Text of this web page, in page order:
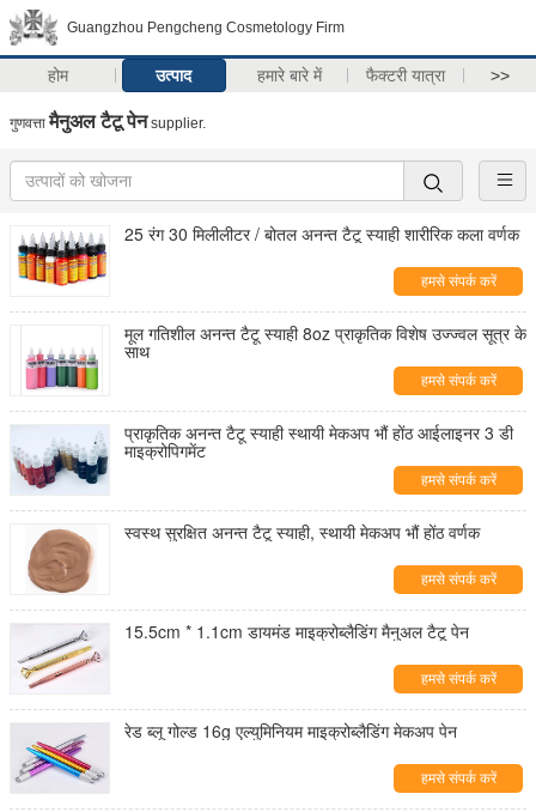
Guangzhou Pengcheng Cosmetology Firm
होम उत्पाद हमारे बारे में फैक्टरी यात्रा >>
गुणवत्ता मैनुअल टैटू पेनsupplier.
25 रंग 30 मिलीलीटर / बोतल अनन्त टैटू स्याही शारीरिक कला वर्णक
हमसे संपर्क करें
मूल गतिशील अनन्त टैटू स्याही 8oz प्राकृतिक विशेष उज्ज्वल सूत्र के
साथ
हमसे संपर्क करें
प्राकृतिक अनन्त टैटू स्याही स्थायी मेकअप भौं होंठ आईलाइनर 3 डी
माइक्रोपिगमेंट
हमसे संपर्क करें
स्वस्थ सुरक्षित अनन्त टैटू स्याही, स्थायी मेकअप भौं होंठ वर्णक
हमसे संपर्क करें
15.5cm * 1.1cm डायमंड माइक्रोब्लैडिंग मैनुअल टैटू पेन
हमसे संपर्क करें
रेड ब्लू गोल्ड 16g एल्युमिनियम माइक्रोब्लैडिंग मेकअप पेन
हमसे संपर्क करें